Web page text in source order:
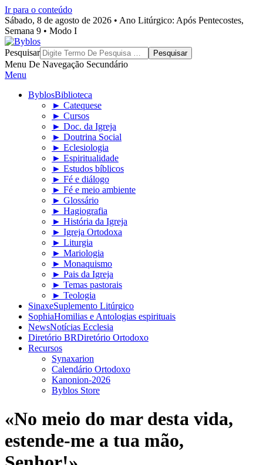
Ir para o conteúdo
Sábado, 8 de agosto de 2026 • Ano Litúrgico: Após Pentecostes,
Semana 9 • Modo I
Byblos
Pesquisar
Menu De Navegação Secundário
Menu
ByblosBiblioteca
► Catequese
► Cursos
► Doc. da Igreja
► Doutrina Social
► Eclesiologia
► Espiritualidade
► Estudos bíblicos
► Fé e diálogo
► Fé e meio ambiente
► Glossário
► Hagiografia
► História da Igreja
► Igreja Ortodoxa
► Liturgia
► Mariologia
► Monaquismo
► Pais da Igreja
► Temas pastorais
► Teologia
SinaxeSuplemento Litúrgico
SophiaHomilias e Antologias espirituais
NewsNotícias Ecclesia
Diretório BRDiretório Ortodoxo
Recursos
Synaxarion
Calendário Ortodoxo
Kanonion-2026
Byblos Store
«No meio do mar desta vida,
estende-me a tua mão,